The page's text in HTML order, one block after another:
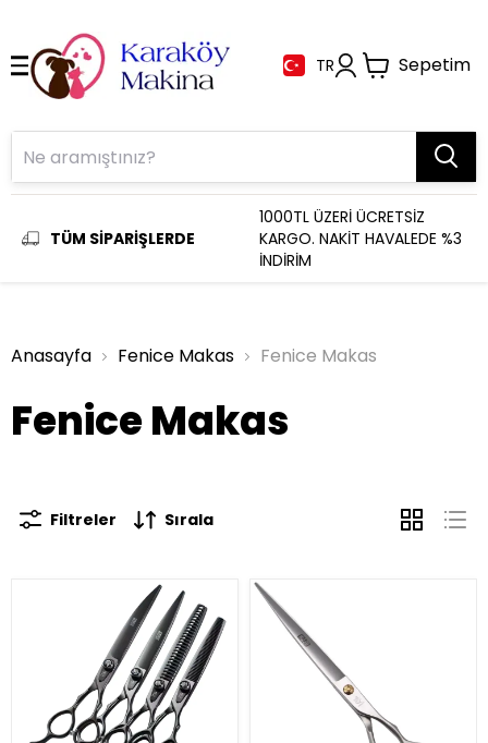
TR Sepetim
TÜM SİPARİŞLERDE
1000TL ÜZERİ ÜCRETSİZ
KARGO. NAKİT HAVALEDE %3
İNDİRİM
Anasayfa Fenice Makas Fenice Makas
Fenice Makas
Filtreler Sırala